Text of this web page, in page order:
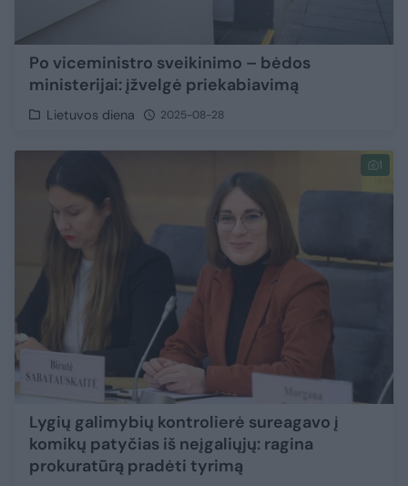
Po viceministro sveikinimo – bėdos
ministerijai: įžvelgė priekabiavimą
Lietuvos diena 2025-08-28
1
Lygių galimybių kontrolierė sureagavo į
komikų patyčias iš neįgaliųjų: ragina
prokuratūrą pradėti tyrimą